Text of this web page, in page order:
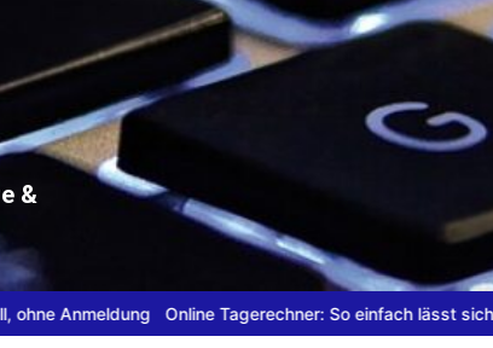
&
Anmeldung Online Tagerechner: So einfach lässt sich Zeit